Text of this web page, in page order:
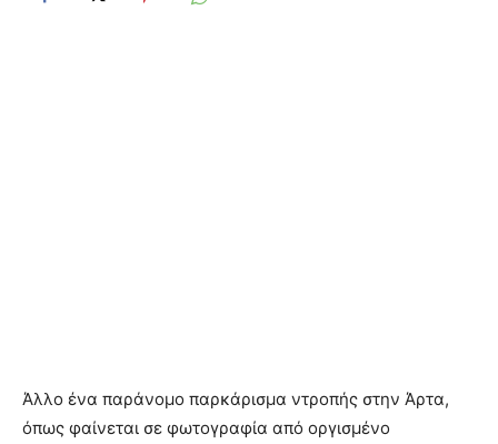
Άλλο ένα παράνομο παρκάρισμα ντροπής στην Άρτα,
όπως φαίνεται σε φωτογραφία από οργισμένο